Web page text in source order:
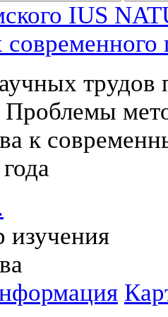
IUS
к